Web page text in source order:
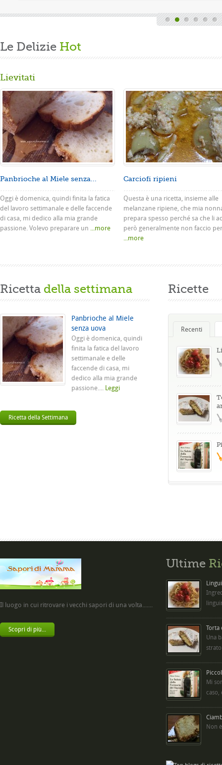
Le Delizie Hot
Lievitati
Panbrioche al Miele senza...
Oggi è domenica, quindi finita la fatica
del lavoro settimanale e delle faccende
di casa, mi dedico alla mia grande
passione. Volevo preparare un ...more
Carciofi ripieni
Questa è una ricetta, insieme alle
melanzane ripiene, che mia
prepara spesso perché sa che li
però generalmente non faccio
...more
Ricetta della settimana
Panbrioche al Miele
senza uova
Oggi è domenica, quindi
finita la fatica del lavoro
settimanale e delle
faccende di casa, mi
dedico alla mia grande
passione.... Leggi
Ricetta della Settimana
Ricette
Recenti
Il luogo in cui ritrovare i vecchi sapori di una volta.......
Scopri di più...
Ultime
Torta
Una
Mi
caso,
Non